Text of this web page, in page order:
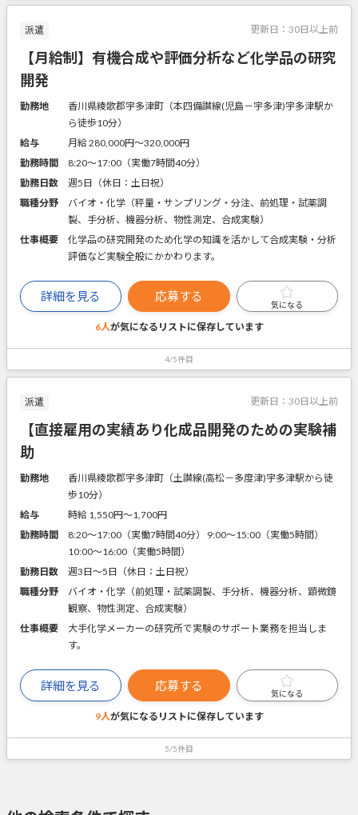
派遣 更新日： 30日以上前
【月給制】有機合成や評価分析など化学品の研究
開発
勤務地
香川県綾歌郡宇多津町（本四備讃線(児島－宇多津)宇多津駅か
ら徒歩10分）
給与
月給 280,000円〜320,000円
勤務時間
8:20～17:00（実働7時間40分）
勤務日数
週5日（休日：土日祝）
職種分野
バイオ・化学（秤量・サンプリング・分注、前処理・試薬調
製、手分析、機器分析、物性測定、合成実験）
仕事概要
化学品の研究開発のため化学の知識を活かして合成実験・分析
評価など実験全般にかかわります。
詳細を見る 応募する
気になる
6人が気になるリストに保存しています
4/5件目
派遣 更新日： 30日以上前
【直接雇用の実績あり化成品開発のための実験補
助
勤務地
香川県綾歌郡宇多津町（土讃線(高松－多度津)宇多津駅から徒
歩10分）
給与
時給 1,550円〜1,700円
勤務時間
8:20～17:00（実働7時間40分） 9:00～15:00（実働5時間）
10:00～16:00（実働5時間）
勤務日数
週3日～5日（休日：土日祝）
職種分野
バイオ・化学（前処理・試薬調製、手分析、機器分析、顕微鏡
観察、物性測定、合成実験）
仕事概要
大手化学メーカーの研究所で実験のサポート業務を担当しま
す。
詳細を見る 応募する
気になる
9人が気になるリストに保存しています
5/5件目